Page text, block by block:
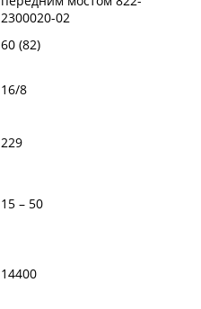
2300020-02
60 (82)
16/8
229
15 – 50
14400